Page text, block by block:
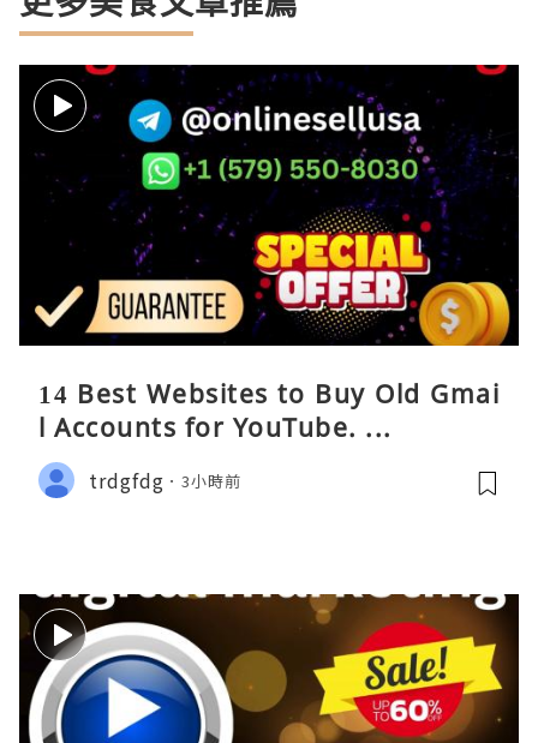
14 Best Websites to Buy Old Gmai
l Accounts for YouTube. ...
trdgfdg 3小時前